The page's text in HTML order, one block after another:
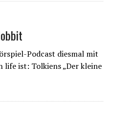
Podcast diesmal mit
life ist: Tolkiens „Der kleine